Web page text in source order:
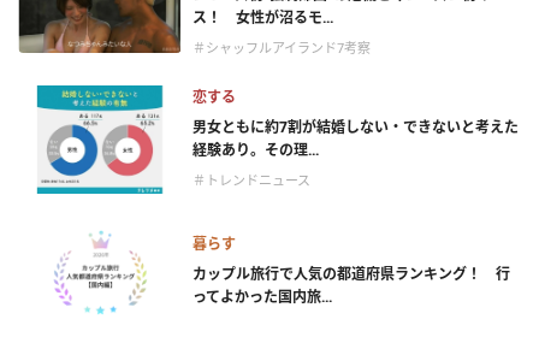
ス！ 女性が沼るモ...
＃シャッフルアイランド7考察
恋する
男女ともに約7割が結婚しない・できないと考えた
経験あり。その理...
＃トレンドニュース
暮らす
カップル旅行で人気の都道府県ランキング！ 行
ってよかった国内旅...